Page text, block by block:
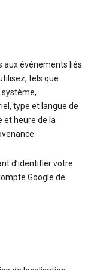
aux événements liés
tels que
type et langue de
et heure de la
d’identifier votre
Google de